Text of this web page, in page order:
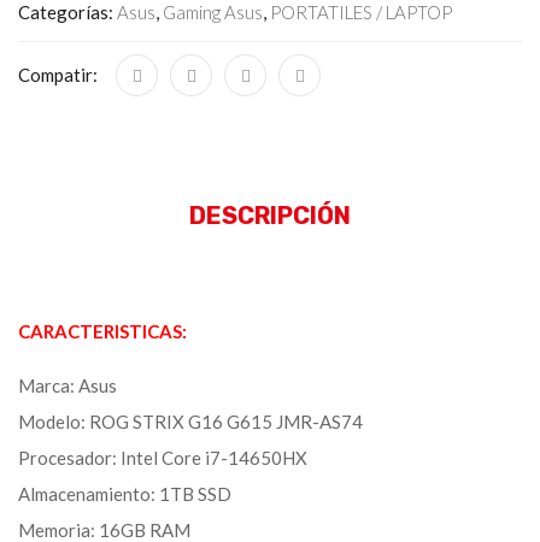
Categorías: Asus, Gaming Asus, PORTATILES / LAPTOP
Compatir:
DESCRIPCIÓN
CARACTERISTICAS:
Marca: Asus
Modelo: ROG STRIX G16 G615 JMR-AS74
Procesador: Intel Core i7-14650HX
Almacenamiento: 1TB SSD
Memoria: 16GB RAM